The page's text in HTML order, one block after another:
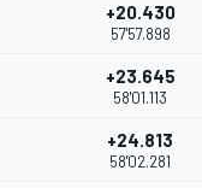
+20.430
57'57.898
+23.645
58'01.113
+24.813
58'02.281